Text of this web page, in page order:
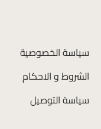
سياسة الخصوصية
الشروط و الاحكام
سياسة التوصيل